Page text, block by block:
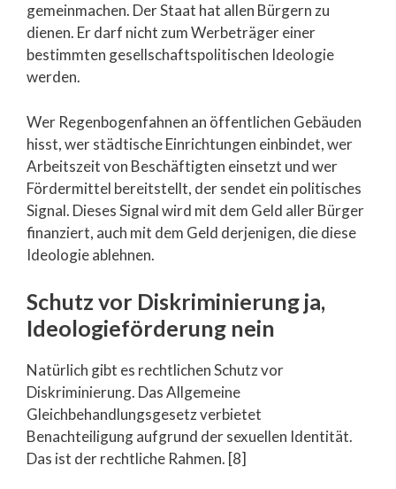
gemeinmachen. Der Staat hat allen Bürgern zu
dienen. Er darf nicht zum Werbeträger einer
bestimmten gesellschaftspolitischen Ideologie
werden.
Wer Regenbogenfahnen an öffentlichen Gebäuden
hisst, wer städtische Einrichtungen einbindet, wer
Arbeitszeit von Beschäftigten einsetzt und wer
Fördermittel bereitstellt, der sendet ein politisches
Signal. Dieses Signal wird mit dem Geld aller Bürger
finanziert, auch mit dem Geld derjenigen, die diese
Ideologie ablehnen.
Schutz vor Diskriminierung ja,
Ideologieförderung nein
Natürlich gibt es rechtlichen Schutz vor
Diskriminierung. Das Allgemeine
Gleichbehandlungsgesetz verbietet
Benachteiligung aufgrund der sexuellen Identität.
Das ist der rechtliche Rahmen. [8]